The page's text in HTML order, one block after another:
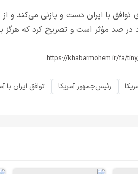
توافق با ایران دست و پازنی می‌کند و
صد مؤثر است و تصریح کرد که هرگز
رئیس‌جمهور آمریکا توافق ایران با